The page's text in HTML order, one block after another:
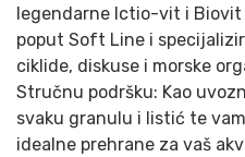
legendarne Ictio-vit i
poput Soft Line i
ciklide, diskuse i morske
Stručnu podršku: Kao
svaku granulu i listić te
idealne prehrane za vaš